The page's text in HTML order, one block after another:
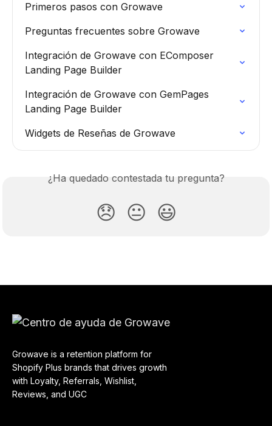
Primeros pasos con Growave
Preguntas frecuentes sobre Growave
Integración de Growave con EComposer
Landing Page Builder
Integración de Growave con GemPages
Landing Page Builder
Widgets de Reseñas de Growave
¿Ha quedado contestada tu pregunta?
😞 😐 😃
Growave is a retention platform for
Shopify Plus brands that drives growth
with Loyalty, Referrals, Wishlist,
Reviews, and UGC